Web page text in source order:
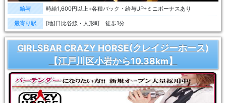
給与 時給1,600円以上+各種バック・給与UP+ミニボーナスあり
最寄り駅 [地]日比谷線・人形町 徒歩1分
GIRLSBAR CRAZY HORSE(クレイジーホース)
【江戸川区小岩から10.38km】